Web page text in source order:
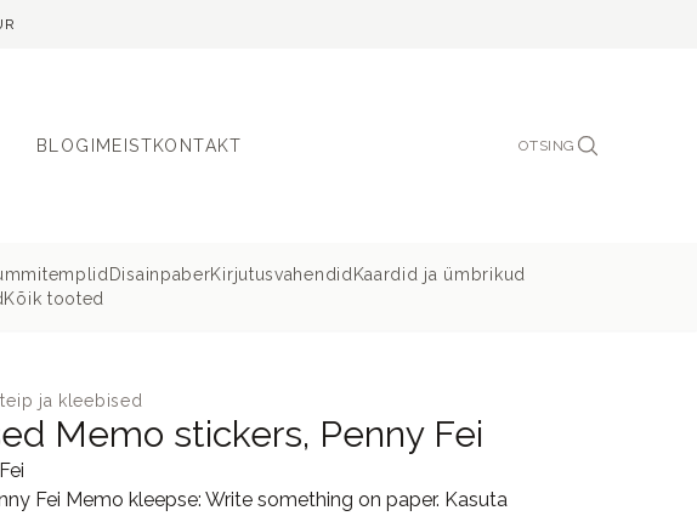
BLOGI MEISTKONTAKT OTSING
DisainpaberKirjutusvahendid Kaardid ja ümbrikud
Kõik tooted
ja kleebised
Memo stickers, Penny Fei
Fei Memo kleepse: Write something on paper. Kasuta